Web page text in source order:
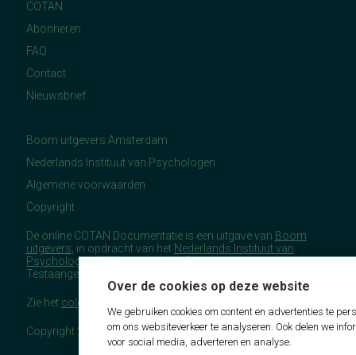
Over de cookies op deze website
We gebruiken cookies om content en advertenties te
om ons websiteverkeer te analyseren. Ook delen we
voor social media, adverteren en analyse.
COTAN
Abonneren
FAQ
Contact
Nieuwsbrief
Boom uitgevers Amsterdam
Nederlands Instituut van Psychologen
Algemene voorwaarden
Copyright
De online COTAN Documentatie is een uitgave van Boom
uitgevers , in opdracht van het Nederlands Instituut van
Psychologen(NIP), namens de Commissie
Testaangelegenheden Nederland (COTAN).
Zie het colofon
Copyright 2026 - COTAN Documentatie